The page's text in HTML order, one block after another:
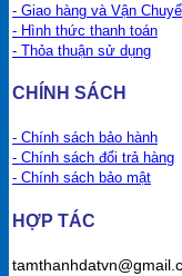
- Giao hàng và Vận
- Hình thức thanh toán
- Thỏa thuận sử dụng
CHÍNH SÁCH
- Chính sách bảo hành
- Chính sách đổi trả hàng
- Chính sách bảo mật
HỢP TÁC